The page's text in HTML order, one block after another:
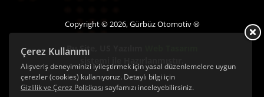
Çerez Kullanımı
Alışveriş deneyiminizi iyileştirmek için yasal düzenlemelere uygun
çerezler (cookies) kullanıyoruz. Detaylı bilgi için
Gizlilik ve Çerez Politikası sayfamızı inceleyebilirsiniz.
Copyright © 2026, Gürbüz Otomotiv ®
Bu Site,